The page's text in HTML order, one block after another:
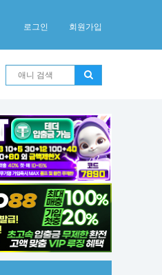
로그인 회원가입